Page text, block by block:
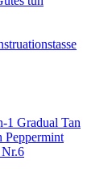
1 Gradual Tan
Peppermint